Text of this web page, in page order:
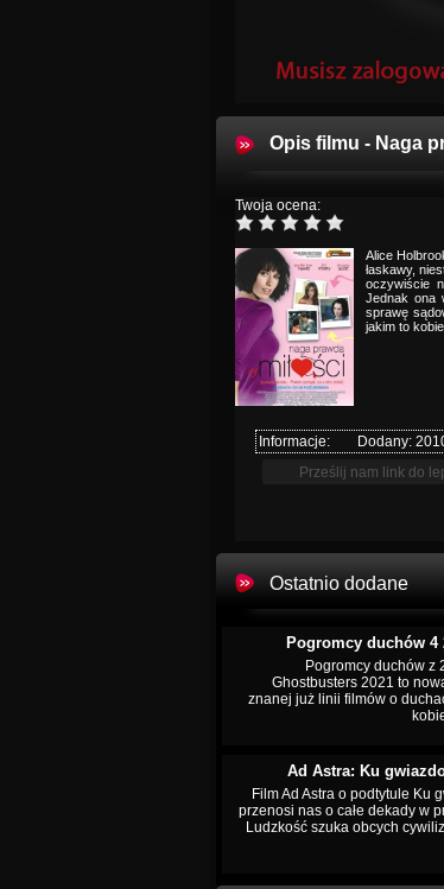
Opis filmu - Naga
Twoja ocena:
Alice
łaskawy,
oczywiście
Jednak ona
sprawę
jakim to
Informacje: Dodany:
Ostatnio dodane
Pogromcy duchów 4
Pogromcy duchów z
Ghostbusters 2021 to
znanej już linii filmów o
Ad Astra: Ku
Film Ad Astra o podtytule Ku
przenosi nas o całe dekady w
Ludzkość szuka obcych